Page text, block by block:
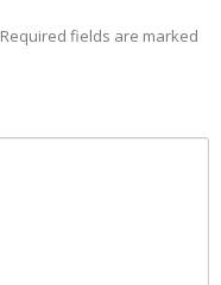
Required fields are marked